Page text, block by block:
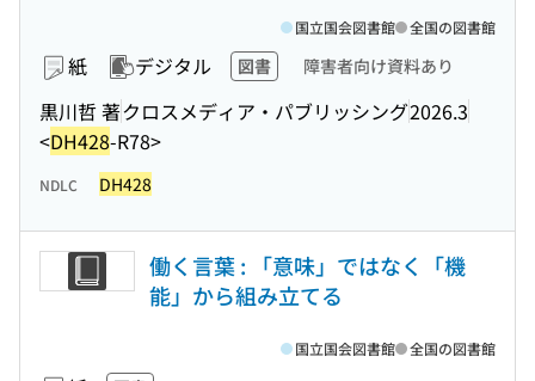
紙 デジタル 図書 障害者向け資料あり
黒川哲 著クロスメディア・パブリッシング2026.3
<DH428-R78>
国立国会図書館 全国の図書館
NDLC DH428
働く言葉 : 「意味」ではなく「機
能」から組み立てる
国立国会図書館 全国の図書館